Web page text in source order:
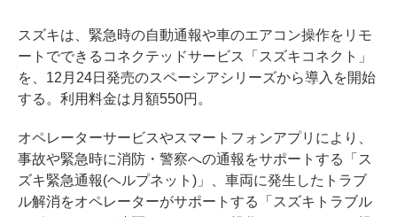
スズキは、緊急時の自動通報や車のエアコン操作をリモ
ートでできるコネクテッドサービス「スズキコネクト」
を、12月24日発売のスペーシアシリーズから導入を開始
する。利用料金は月額550円。
オペレーターサービスやスマートフォンアプリにより、
事故や緊急時に消防・警察への通報をサポートする「ス
ズキ緊急通報(ヘルプネット)」、車両に発生したトラブ
ル解消をオペレーターがサポートする「スズキトラブル